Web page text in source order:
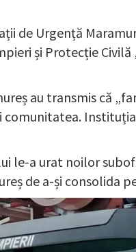
de Urgență
și Protecție
au transmis că
comunitatea.
le-a urat noilor
de a-și consolida